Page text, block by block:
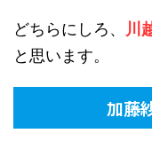
どちらにしろ、
川
と思います。
加藤